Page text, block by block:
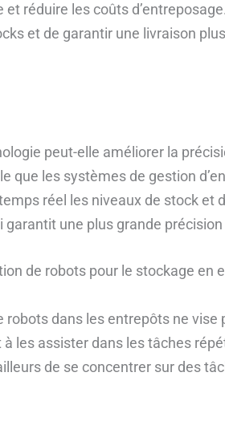
et réduire les coûts
et de garantir une livraison
peut-elle améliorer la
que les systèmes de gestion
réel les niveaux de stock et
garantit une plus grande
de robots pour le stockage
robots dans les entrepôts ne
à les assister dans les tâches
de se concentrer sur des